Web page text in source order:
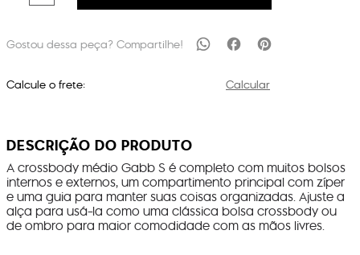
Calcule o frete: Calcular
DESCRIÇÃO DO PRODUTO
A crossbody médio Gabb S é completo com muitos bolsos
internos e externos, um compartimento principal com zíper
e uma guia para manter suas coisas organizadas. Ajuste a
alça para usá-la como uma clássica bolsa crossbody ou
de ombro para maior comodidade com as mãos livres.